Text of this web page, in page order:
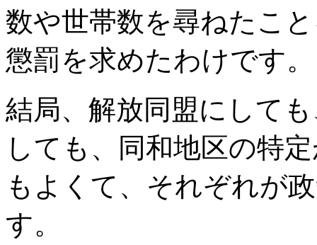
数や世帯数を尋ねたこ
懲罰を求めたわけです。
結局、解放同盟にして
しても、同和地区の特
もよくて、それぞれが
す。